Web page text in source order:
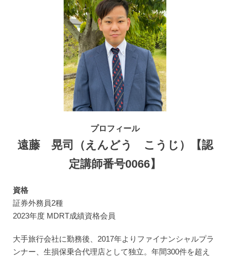
プロフィール
遠藤 晃司（えんどう こうじ）【認
定講師番号0066】
資格
証券外務員2種
2023年度 MDRT成績資格会員
大手旅行会社に勤務後、2017年よりファイナンシャルプラ
ンナー、生損保乗合代理店として独立。年間300件を超え